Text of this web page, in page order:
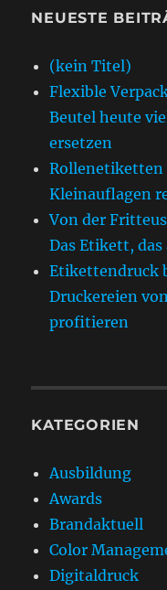
NEUESTE
(kein Titel)
Flexible
Beutel heute
ersetzen
Rollenetiketten
Kleinauflagen
Von der
Das Etikett,
Etikettendruck
Druckereien
profitieren
KATEGORIEN
Ausbildung
Awards
Brandaktuell
Color
Digitaldruck